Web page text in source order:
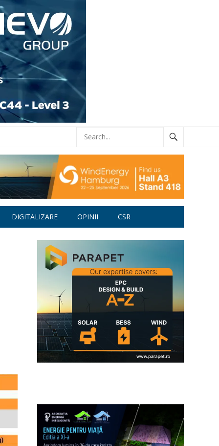
DIGITALIZARE OPINII CSR